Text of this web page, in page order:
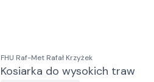
FHU Raf-Met Rafał Krzyżek
Kosiarka do wysokich traw